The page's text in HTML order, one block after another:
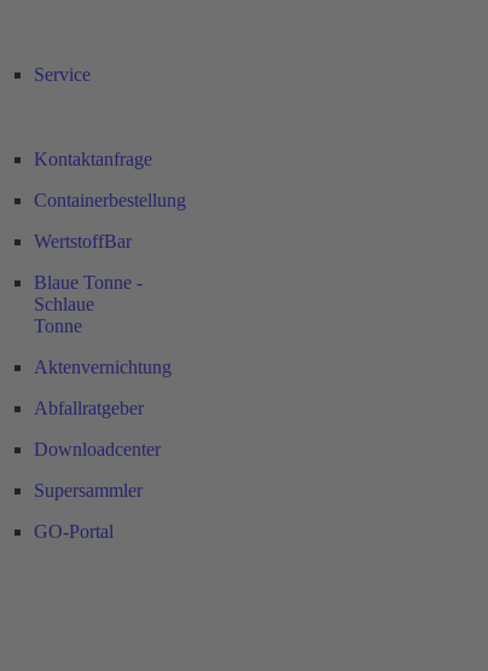
Service
Kontaktanfrage
Containerbestellung
WertstoffBar
Blaue Tonne -
Schlaue
Tonne
Aktenvernichtung
Abfallratgeber
Downloadcenter
Supersammler
GO-Portal